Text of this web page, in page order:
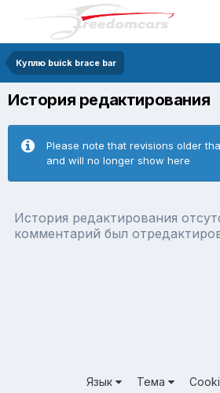
Куплю buick brace bar
История редактирования
Please note that revisions older
and will no longer show here
История редактирования
комментарий был
Язык Тема